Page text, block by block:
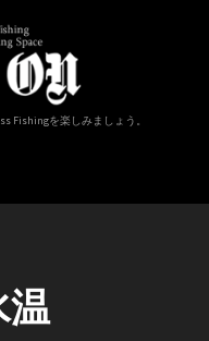
Fishingを楽しみましょう。
温